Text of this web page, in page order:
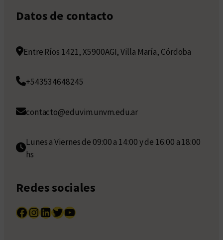
Datos de contacto
Entre Ríos 1421, X5900AGI, Villa María, Córdoba
+543534648245
contacto@eduvim.unvm.edu.ar
Lunes a Viernes de 09:00 a 14:00 y de 16:00 a 18:00
hs
Redes sociales
Facebook InstagramLinkedIn Twitter YouTube